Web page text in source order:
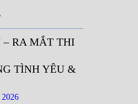
RA MẮT THI
TÌNH YÊU &